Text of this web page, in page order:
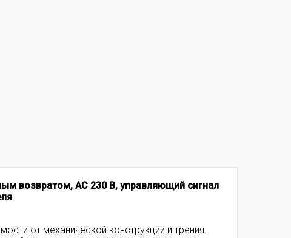
возвратом, AC 230 В, управляющий сигнал
от механической конструкции и трения.